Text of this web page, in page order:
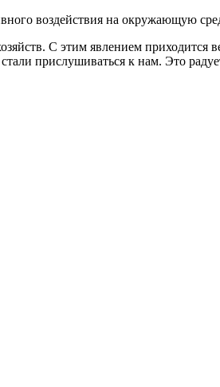
воздействия на окружающую
С этим явлением приходится
прислушиваться к нам. Это